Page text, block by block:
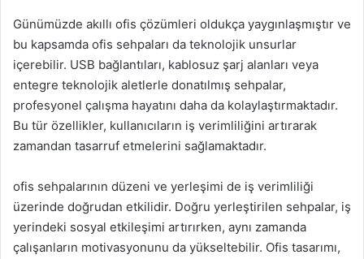
Günümüzde akıllı ofis çözümleri oldukça yaygınlaşmıştır ve
bu kapsamda ofis sehpaları da teknolojik unsurlar
içerebilir. USB bağlantıları, kablosuz şarj alanları veya
entegre teknolojik aletlerle donatılmış sehpalar,
profesyonel çalışma hayatını daha da kolaylaştırmaktadır.
Bu tür özellikler, kullanıcıların iş verimliliğini artırarak
zamandan tasarruf etmelerini sağlamaktadır.
ofis sehpalarının düzeni ve yerleşimi de iş verimliliği
üzerinde doğrudan etkilidir. Doğru yerleştirilen sehpalar, iş
yerindeki sosyal etkileşimi artırırken, aynı zamanda
çalışanların motivasyonunu da yükseltebilir. Ofis tasarımı,